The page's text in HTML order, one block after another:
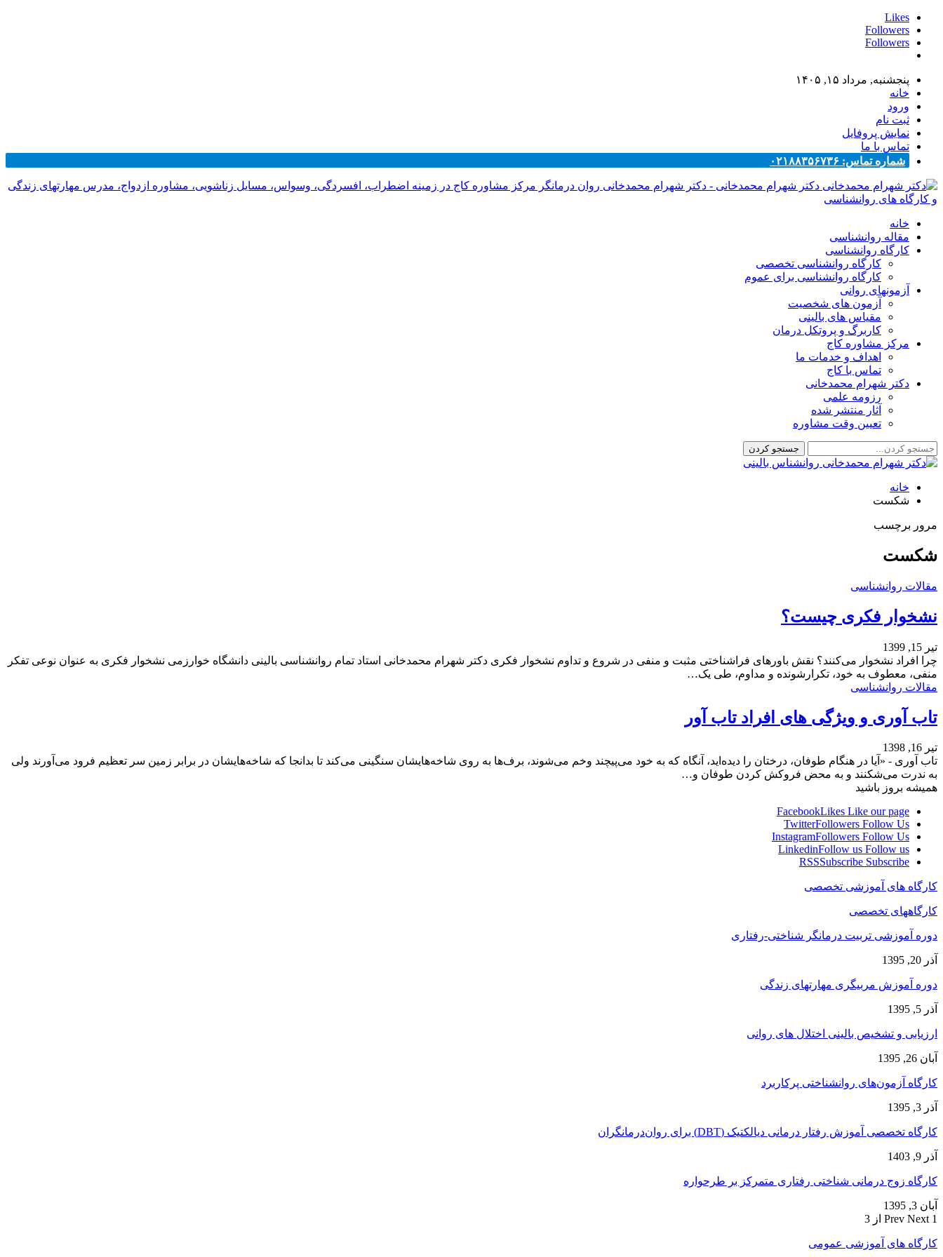
Likes
Followers
Followers
پنجشنبه, مرداد ۱۵, ۱۴۰۵
خانه
ورود
ثبت نام
نمایش پروفایل
تماس با ما
شماره تماس: ۰۲۱۸۸۳۵۶۷۳۶
دکتر شهرام محمدخانی - دکتر شهرام محمدخانی روان درمانگر مرکز مشاوره کاج در زمینه اضطراب، افسردگی، وسواس، مسایل زناشویی، مشاوره ازدواج، مدرس مهارتهای زندگی
و کارگاه های روانشناسی
خانه
مقاله روانشناسی
کارگاه روانشناسی
کارگاه روانشناسی تخصصی
کارگاه روانشناسی برای عموم
آزمونهای روانی
آزمون های شخصیت
مقیاس های بالینی
کاربرگ و پروتکل درمان
مرکز مشاوره کاج
اهداف و خدمات ما
تماس با کاج
دکتر شهرام محمدخانی
رزومه علمی
آثار منتشر شده
تعیین وقت مشاوره
خانه
شکست
مرور برچسب
شکست
مقالات روانشناسی
نشخوار فکری چیست؟
تیر 15, 1399
چرا افراد نشخوار می‌کنند؟ نقش باورهای فراشناختی مثبت و منفی در شروع و تداوم نشخوار فکری دکتر شهرام محمدخانی استاد تمام روانشناسی بالینی دانشگاه خوارزمی نشخوار فکری به عنوان نوعی تفکر
منفی، معطوف به خود، تکرارشونده و مداوم، طی یک…
مقالات روانشناسی
تاب‌ آوری و ویژگی های افراد تاب آور
تیر 16, 1398
تاب آوری - «آیا در هنگام طوفان، درختان را دیده‌اید، آنگاه که به خود می‌پیچند وخم می‌شوند، برف‌ها به روی شاخه‌هایشان سنگینی می‌کند تا بدانجا که شاخه‌هایشان در برابر زمین سر تعظیم فرود می‌آورند ولی
به ندرت می‌شکنند و به محض فروکش کردن طوفان و…
همیشه بروز باشید
FacebookLikes Like our page
TwitterFollowers Follow Us
InstagramFollowers Follow Us
LinkedinFollow us Follow us
RSSSubscribe Subscribe
کارگاه های آموزشی تخصصی
کارگاههای تخصصی
دوره آموزشی تربیت درمانگر شناختی-رفتاری
آذر 20, 1395
دوره آموزش مربیگری مهارتهای زندگی
آذر 5, 1395
ارزیابی و تشخیص بالینی اختلال های روانی
آبان 26, 1395
کارگاه آزمون‌های روانشناختی پرکاربرد
آذر 3, 1395
کارگاه تخصصی آموزش رفتار درمانی دیالکتیک (DBT) برای روان‌درمانگران
آذر 9, 1403
کارگاه زوج‌ درمانی شناختی رفتاری متمرکز بر طرحواره
آبان 3, 1395
Prev Next 1 از 3
کارگاه های آموزشی عمومی